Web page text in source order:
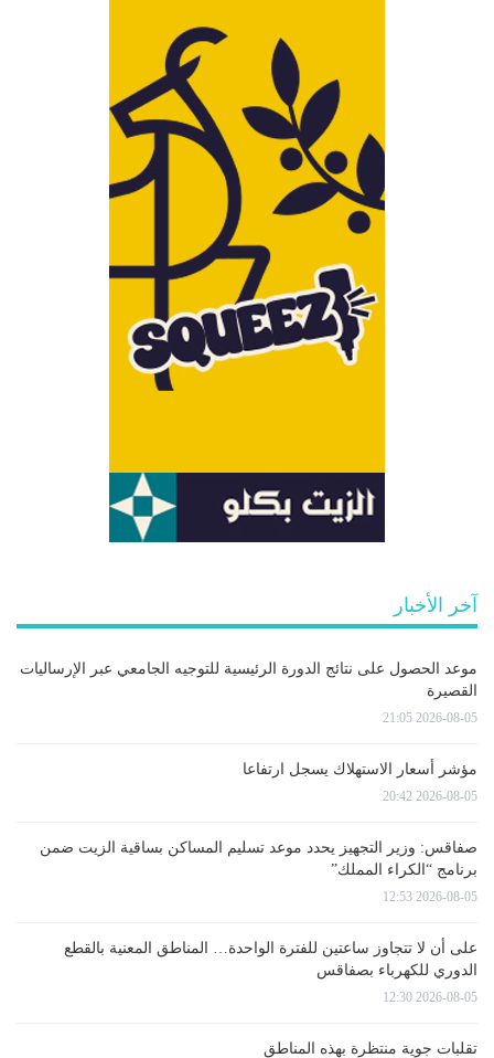
آخر الأخبار
موعد الحصول على نتائج الدورة الرئيسية للتوجيه الجامعي عبر الإرساليات
القصيرة
2026-08-05 21:05
مؤشر أسعار الاستهلاك يسجل ارتفاعا
2026-08-05 20:42
صفاقس: وزير التجهيز يحدد موعد تسليم المساكن بساقية الزيت ضمن
برنامج “الكراء المملك”
2026-08-05 12:53
على أن لا تتجاوز ساعتين للفترة الواحدة… المناطق المعنية بالقطع
الدوري للكهرباء بصفاقس
2026-08-05 12:30
تقلبات جوية منتظرة بهذه المناطق